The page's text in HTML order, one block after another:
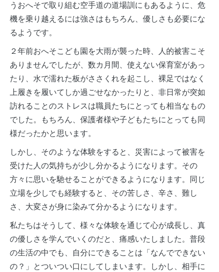
うおへそで取り組む空手道の道場訓にもあるように、危
機を乗り越えるには強さはもちろん、優しさも必要にな
るようです。
２年前おへそこども園を大雨が襲った時、人的被害こそ
ありませんでしたが、数カ月間、使えない保育室があっ
たり、水で濡れた板がささくれを起こし、裸足ではなく
上履きを履いてしか過ごせなかったりと、非日常が突如
訪れることのストレスは職員たちにとっても相当なもの
でした。もちろん、保護者様や子どもたちにとっても同
様だったかと思います。
しかし、そのような体験をすると、災害によって被害を
受けた人の気持ちが少し分かるようになります。その
方々に思いを馳せることができるようになります。同じ
立場を少しでも経験すると、その苦しさ、辛さ、難し
さ、大変さが身に染みて分かるようになります。
私たちはそうして、様々な体験を通じて心が成長し、真
の優しさを学んでいくのだと、痛感いたしました。普段
の生活の中でも、自分にできることは「なんでできない
の？」とついつい口にしてしまいます。しかし、相手に